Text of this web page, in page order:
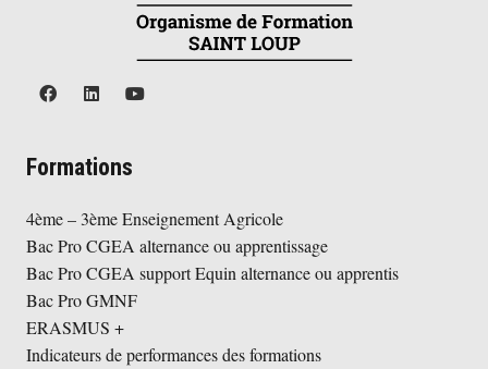
Formations
4ème – 3ème Enseignement Agricole
Bac Pro CGEA alternance ou apprentissage
Bac Pro CGEA support Equin alternance ou apprentis
Bac Pro GMNF
ERASMUS +
Indicateurs de performances des formations